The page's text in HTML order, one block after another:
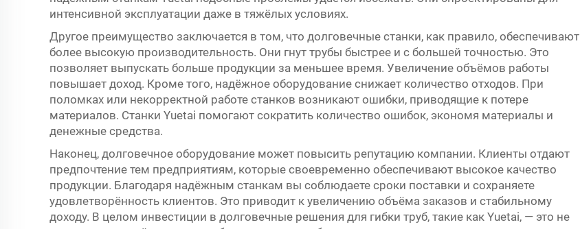
интенсивной эксплуатации даже в тяжёлых условиях.
Другое преимущество заключается в том, что долговечные станки, как правило, обеспечивают
более высокую производительность. Они гнут трубы быстрее и с большей точностью. Это
позволяет выпускать больше продукции за меньшее время. Увеличение объёмов работы
повышает доход. Кроме того, надёжное оборудование снижает количество отходов. При
поломках или некорректной работе станков возникают ошибки, приводящие к потере
материалов. Станки Yuetai помогают сократить количество ошибок, экономя материалы и
денежные средства.
Наконец, долговечное оборудование может повысить репутацию компании. Клиенты отдают
предпочтение тем предприятиям, которые своевременно обеспечивают высокое качество
продукции. Благодаря надёжным станкам вы соблюдаете сроки поставки и сохраняете
удовлетворённость клиентов. Это приводит к увеличению объёма заказов и стабильному
доходу. В целом инвестиции в долговечные решения для гибки труб, такие как Yuetai, — это не